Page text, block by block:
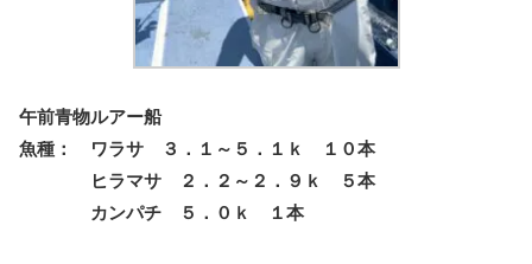
午前青物ルアー船
魚種： ワラサ ３．１～５．１ｋ １０本
ヒラマサ ２．２～２．９ｋ ５本
カンパチ ５．０ｋ １本